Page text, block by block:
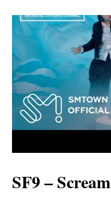
SF9 – Scream